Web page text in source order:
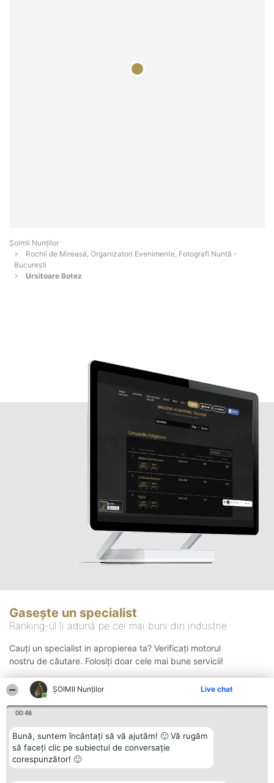
ȘOIMII Nunților Live chat
00:46
Bună, suntem încântați să vă ajutăm! 🙂 Vă rugăm
să faceți clic pe subiectul de conversație
corespunzător! 🙂
Șoimii Nunților
Rochii de Mireasă, Organizatori Evenimente, Fotografi Nuntă -
Bucureşti
Ursitoare Botez
Gasește un specialist
Ranking-ul îi adună pe cei mai buni din industrie
Cauți un specialist in apropierea ta? Verificați motorul
nostru de căutare. Folosiți doar cele mai bune servicii!